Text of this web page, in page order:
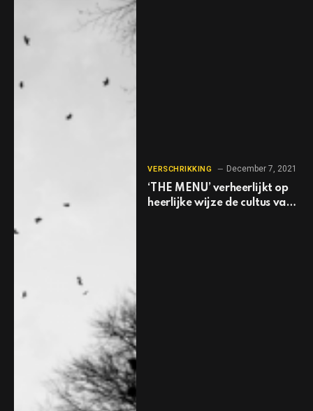
VERSCHRIKKING December 7, 2021
‘THE MENU’ verheerlijkt op
heerlijke wijze de cultus van